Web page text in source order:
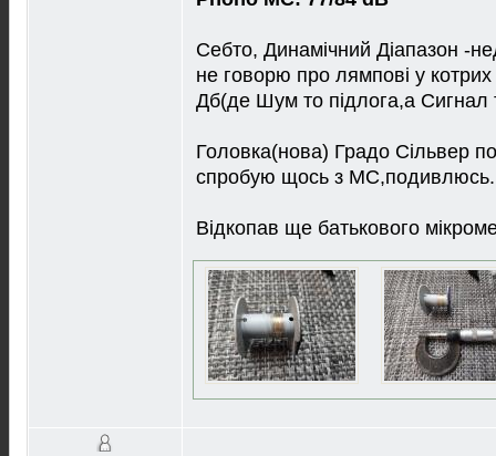
Себто, Динамiчний Дiапазон -
не говорю про лямповi у
Дб(де Шум то пiдлога,а Сигнал
Головка(нова) Градо Сiльвер
спробую щось з МС,подивлюсь.
Вiдкопав ще батькового